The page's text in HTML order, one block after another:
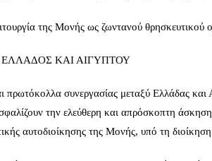
της Μονής ως ζωντανού θρησκευτικού
ΚΑΙ ΑΙΓΥΠΤΟΥ
συνεργασίας μεταξύ Ελλάδας και
την ελεύθερη και απρόσκοπτη
αυτοδιοίκησης της Μονής, υπό τη